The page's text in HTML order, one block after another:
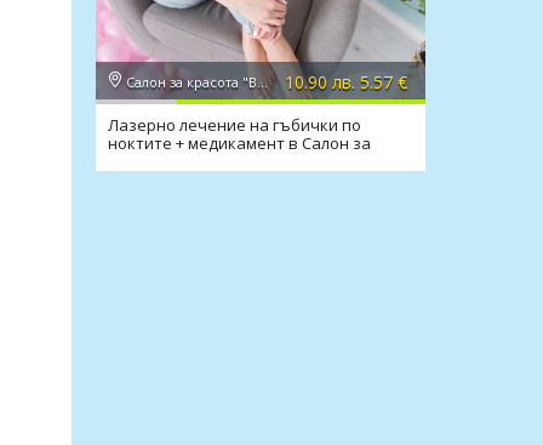
Салон за красота "Вили" 10.90 лв. 5.57 €
Лазерно лечение на гъбички по
ноктите + медикамент в Салон за